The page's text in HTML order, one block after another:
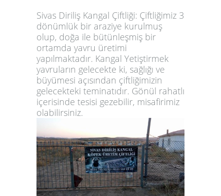
Sivas Diriliş Kangal Çiftliği: Çiftliğimiz 3
dönümlük bir araziye kurulmuş
olup, doğa ile bütünleşmiş bir
ortamda yavru üretimi
yapılmaktadır. Kangal Yetiştirmek
yavruların gelecekte ki, sağlığı ve
büyümesi açısından çiftliğimizin
gelecekteki teminatıdır. Gönül rahatlı
içerisinde tesisi gezebilir, misafirimiz
olabilirsiniz.